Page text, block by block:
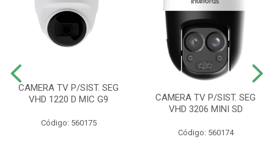
CAMERA TV P/SIST. SEG
VHD 1220 D MIC G9
Código: 560175
CAMERA TV P/SIST. SEG
VHD 3206 MINI SD
Código: 560174